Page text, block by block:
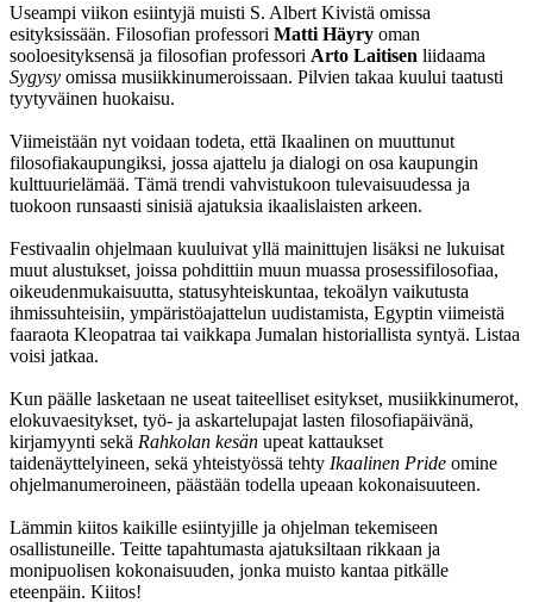
Useampi viikon esiintyjä muisti S. Albert Kivistä omissa
esityksissään. Filosofian professori Matti Häyry oman
sooloesityksensä ja filosofian professori Arto Laitisen liidaama
Sygysy omissa musiikkinumeroissaan. Pilvien takaa kuului taatusti
tyytyväinen huokaisu.
Viimeistään nyt voidaan todeta, että Ikaalinen on muuttunut
filosofiakaupungiksi, jossa ajattelu ja dialogi on osa kaupungin
kulttuurielämää. Tämä trendi vahvistukoon tulevaisuudessa ja
tuokoon runsaasti sinisiä ajatuksia ikaalislaisten arkeen.
Festivaalin ohjelmaan kuuluivat yllä mainittujen lisäksi ne lukuisat
muut alustukset, joissa pohdittiin muun muassa prosessifilosofiaa,
oikeudenmukaisuutta, statusyhteiskuntaa, tekoälyn vaikutusta
ihmissuhteisiin, ympäristöajattelun uudistamista, Egyptin viimeistä
faaraota Kleopatraa tai vaikkapa Jumalan historiallista syntyä. Listaa
voisi jatkaa.
Kun päälle lasketaan ne useat taiteelliset esitykset, musiikkinumerot,
elokuvaesitykset, työ- ja askartelupajat lasten filosofiapäivänä,
kirjamyynti sekä Rahkolan kesän upeat kattaukset
taidenäyttelyineen, sekä yhteistyössä tehty Ikaalinen Pride omine
ohjelmanumeroineen, päästään todella upeaan kokonaisuuteen.
Lämmin kiitos kaikille esiintyjille ja ohjelman tekemiseen
osallistuneille. Teitte tapahtumasta ajatuksiltaan rikkaan ja
monipuolisen kokonaisuuden, jonka muisto kantaa pitkälle
eteenpäin. Kiitos!